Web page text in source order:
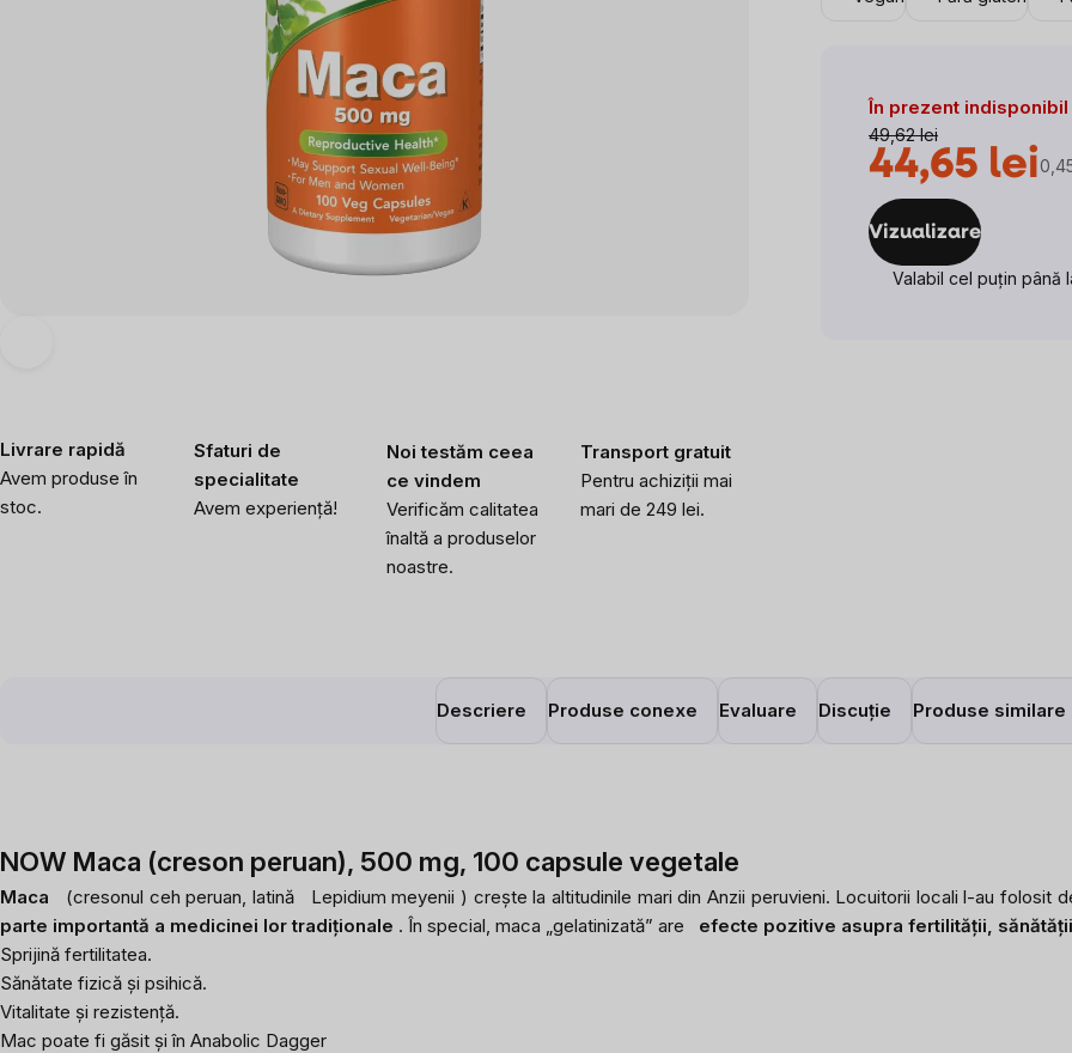
Livrare rapidă
Avem produse în
stoc.
Sfaturi de
specialitate
Avem experiență!
Noi testăm ceea
ce vindem
Verificăm calitatea
înaltă a produselor
noastre.
Transport gratuit
Pentru achiziții mai
mari de 249 lei.
În prezent indisponibil
49,62 lei
44,65 lei
Vizualizare
Valabil cel puțin până
Descriere Produse conexe Evaluare Discuție Produse similare
NOW Maca (creson peruan), 500 mg, 100 capsule vegetale
Maca (cresonul ceh peruan, latină Lepidium meyenii ) crește la altitudinile mari din Anzii peruvieni. Locuitorii locali l-au folosit
parte importantă a medicinei lor tradiționale . În special, maca „gelatinizată” are
efecte pozitive asupra fertilității,
Sprijină fertilitatea.
Sănătate fizică și psihică.
Vitalitate și rezistență.
Mac poate fi găsit și în Anabolic Dagger